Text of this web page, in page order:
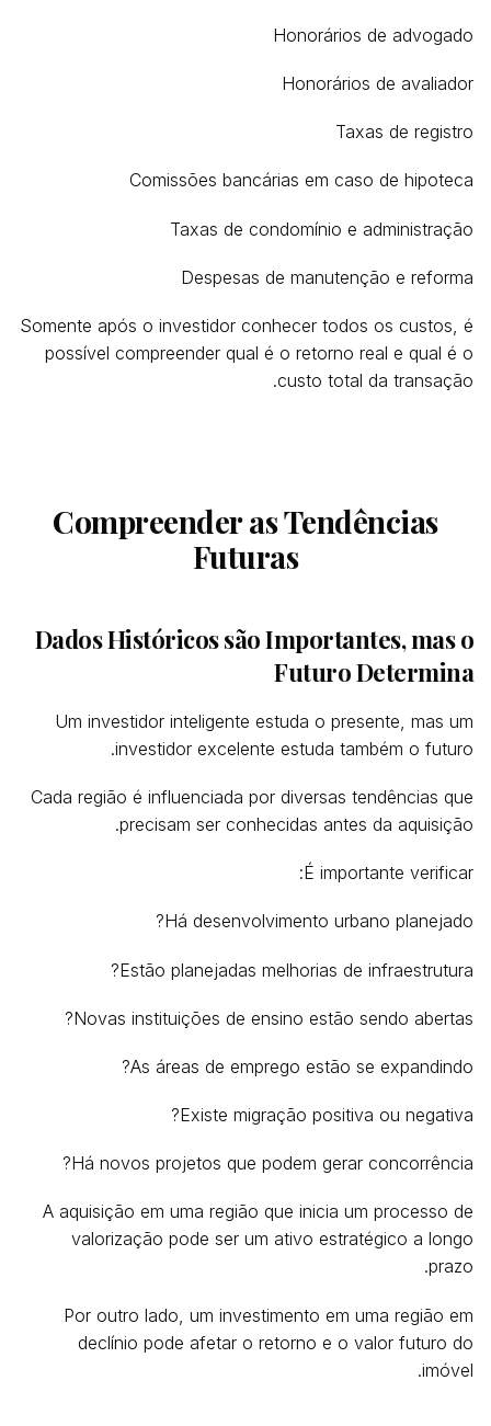
Honorários de advogado
Honorários de avaliador
Taxas de registro
Comissões bancárias em caso de hipoteca
Taxas de condomínio e administração
Despesas de manutenção e reforma
Somente após o investidor conhecer todos os custos, é
possível compreender qual é o retorno real e qual é o
custo total da transação.
Compreender as Tendências
Futuras
Dados Históricos são Importantes, mas o
Futuro Determina
Um investidor inteligente estuda o presente, mas um
investidor excelente estuda também o futuro.
Cada região é influenciada por diversas tendências que
precisam ser conhecidas antes da aquisição.
É importante verificar:
Há desenvolvimento urbano planejado?
Estão planejadas melhorias de infraestrutura?
Novas instituições de ensino estão sendo abertas?
As áreas de emprego estão se expandindo?
Existe migração positiva ou negativa?
Há novos projetos que podem gerar concorrência?
A aquisição em uma região que inicia um processo de
valorização pode ser um ativo estratégico a longo
prazo.
Por outro lado, um investimento em uma região em
declínio pode afetar o retorno e o valor futuro do
imóvel.